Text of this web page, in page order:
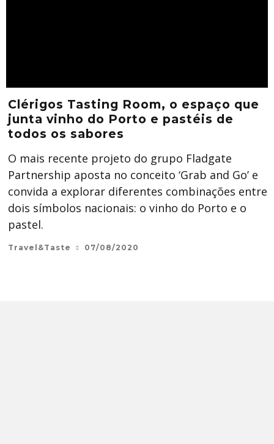
Clérigos Tasting Room, o espaço que
junta vinho do Porto e pastéis de
todos os sabores
O mais recente projeto do grupo Fladgate
Partnership aposta no conceito ‘Grab and Go’ e
convida a explorar diferentes combinações entre
dois símbolos nacionais: o vinho do Porto e o
pastel.
Travel&Taste 07/08/2020